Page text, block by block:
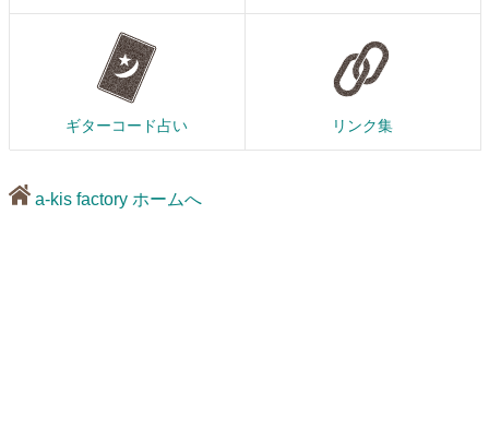
ギターコード占い リンク集
a-kis factory ホームへ